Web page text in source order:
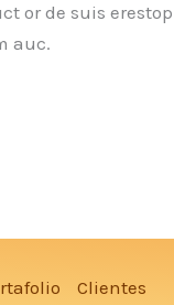
or de suis
auc.
Clientes